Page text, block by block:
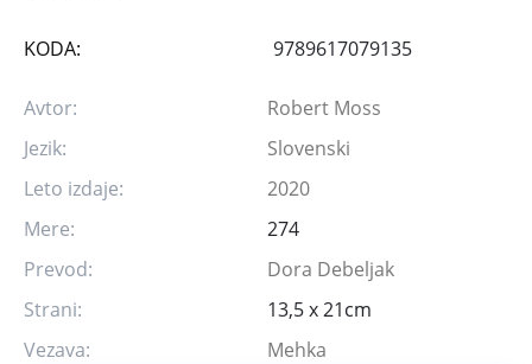
KODA: 9789617079135
Avtor:
Robert Moss
Jezik:
Slovenski
Leto izdaje:
2020
Mere:
274
Prevod:
Dora Debeljak
Strani:
13,5 x 21cm
Vezava:
Mehka